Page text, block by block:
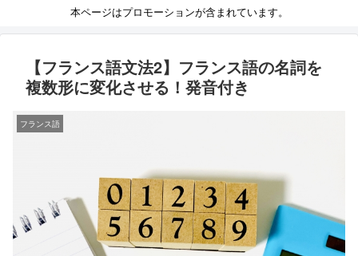
本ページはプロモーションが含まれています。
【フランス語文法2】フランス語の名詞を
複数形に変化させる！発音付き
フランス語